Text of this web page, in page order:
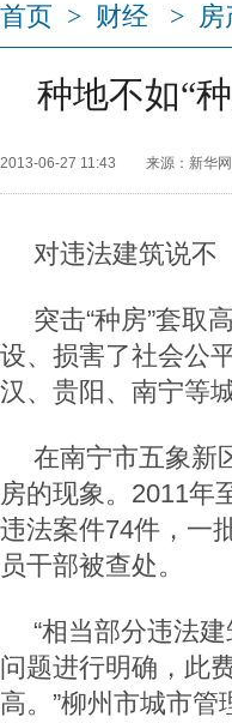
首页 > 财经 > 房
种地不如“
2013-06-27 11:43 来源：新华网
对违法建筑说不
突击“种房”套取
设、损害了社会公
汉、贵阳、南宁等
在南宁市五象新
房的现象。2011年
违法案件74件，一
员干部被查处。
“相当部分违法
问题进行明确，此
高。”柳州市城市